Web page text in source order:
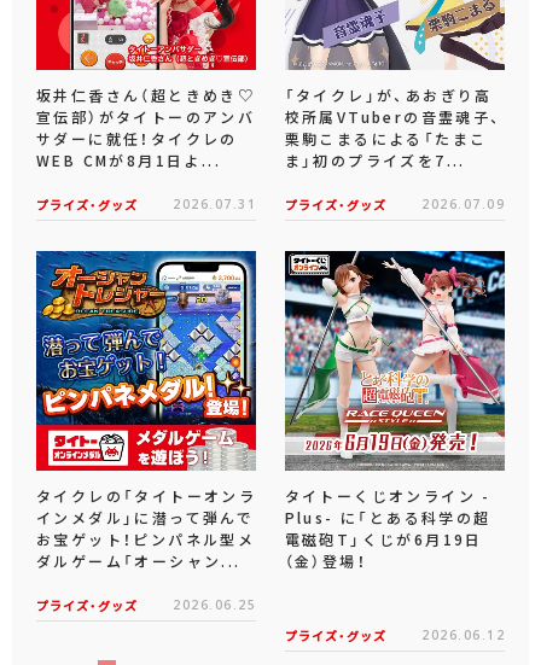
坂井仁香さん（超ときめき♡
宣伝部）がタイトーのアンバ
サダーに就任！タイクレの
WEB CMが8月1日よ...
プライズ・グッズ 2026.07.31
「タイクレ」が、あおぎり高
校所属VTuberの音霊魂子、
栗駒こまるによる「たまこ
ま」初のプライズを7...
プライズ・グッズ 2026.07.09
タイクレの「タイトーオンラ
インメダル」に潜って弾んで
お宝ゲット！ピンパネル型メ
ダルゲーム「オーシャン...
プライズ・グッズ 2026.06.25
タイトーくじオンライン -
Plus- に「とある科学の超
電磁砲T」くじが6月19日
（金）登場！
プライズ・グッズ 2026.06.12